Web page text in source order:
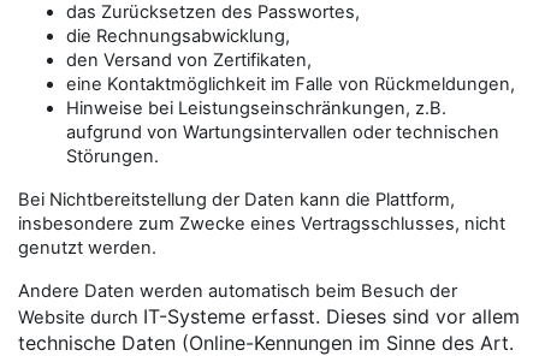
das Zurücksetzen des Passwortes,
die Rechnungsabwicklung,
den Versand von Zertifikaten,
eine Kontaktmöglichkeit im Falle von Rückmeldungen,
Hinweise bei Leistungseinschränkungen, z.B.
aufgrund von Wartungsintervallen oder technischen
Störungen.
Bei Nichtbereitstellung der Daten kann die Plattform,
insbesondere zum Zwecke eines Vertragsschlusses, nicht
genutzt werden.
Andere Daten werden automatisch beim Besuch der
Website durch IT-Systeme erfasst. Dieses sind vor allem
technische Daten (Online-Kennungen im Sinne des Art.